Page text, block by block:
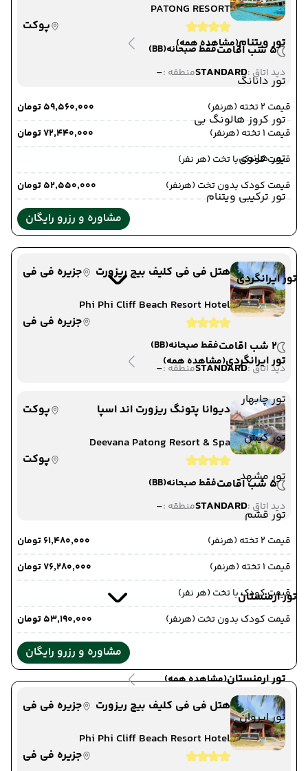
تور ویتنام(مشاهده همه)
تور دانانگ
تور کروز هالونگ بی
تور هانوی
تور ترکیبی ویتنام
تور ایرانگردی
تور ایرانگردی(مشاهده همه)
تور چابهار
تور کیش
تور مشهد
تور قشم
تور ارمنستان
تور ارمنستان(مشاهده همه)
تور ایروان
PATONG RESORT
پوکت
5 شب اقامت
فقط صبحانه(BB)
دید اتاق :STANDARDمنطقه :-
قیمت 2 تخته (هرنفر)
۵۹٬۵۶۰٬۰۰۰ تومان
قیمت 1 تخته (هرنفر)
۷۲٬۴۴۰٬۰۰۰ تومان
قیمت کودک با تخت (هر نفر)
قیمت کودک بدون تخت (هرنفر)
۵۲٬۵۵۰٬۰۰۰ تومان
مشاوره و رزرو رایگان
هتل فی فی کلیف بیچ ریزورت
جزیره فی فی
Phi Phi Cliff Beach Resort Hotel
جزیره فی فی
2 شب اقامت
فقط صبحانه(BB)
دید اتاق :STANDARDمنطقه :-
دیوانا پتونگ ریزورت اند اسپا
پوکت
Deevana Patong Resort & Spa
پوکت
5 شب اقامت
فقط صبحانه(BB)
دید اتاق :STANDARDمنطقه :-
قیمت 2 تخته (هرنفر)
۶۱٬۴۸۰٬۰۰۰ تومان
قیمت 1 تخته (هرنفر)
۷۶٬۲۸۰٬۰۰۰ تومان
قیمت کودک با تخت (هر نفر)
قیمت کودک بدون تخت (هرنفر)
۵۳٬۱۹۰٬۰۰۰ تومان
مشاوره و رزرو رایگان
هتل فی فی کلیف بیچ ریزورت
جزیره فی فی
Phi Phi Cliff Beach Resort Hotel
جزیره فی فی